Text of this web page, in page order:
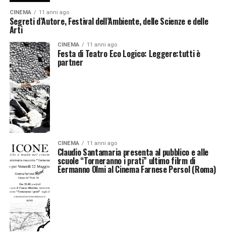
CINEMA 11 anni ago
Segreti d’Autore, Festival dell’Ambiente, delle Scienze e delle
Arti
CINEMA 11 anni ago
Festa di Teatro Eco Logico: Leggere:tutti è
partner
CINEMA 11 anni ago
Claudio Santamaria presenta al pubblico e alle
scuole “Torneranno i prati” ultimo filrm di
Eermanno Olmi al Cinema Farnese Persol (Roma)